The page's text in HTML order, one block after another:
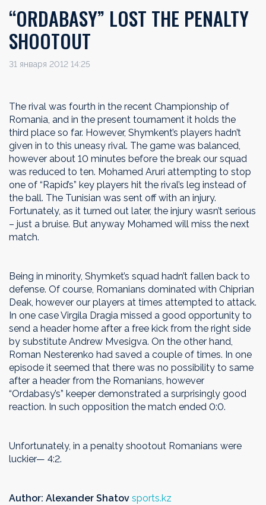
“ORDABASY” LOST THE PENALTY
SHOOTOUT
31 января 2012 14:25
The rival was fourth in the recent Championship of
Romania, and in the present tournament it holds the
third place so far. However, Shymkent’s players hadn’t
given in to this uneasy rival. The game was balanced,
however about 10 minutes before the break our squad
was reduced to ten. Mohamed Aruri attempting to stop
one of “Rapid’s” key players hit the rival’s leg instead of
the ball. The Tunisian was sent off with an injury.
Fortunately, as it turned out later, the injury wasn’t serious
– just a bruise. But anyway Mohamed will miss the next
match.
Being in minority, Shymket’s squad hadn’t fallen back to
defense. Of course, Romanians dominated with Chiprian
Deak, however our players at times attempted to attack.
In one case Virgila Dragia missed a good opportunity to
send a header home after a free kick from the right side
by substitute Andrew Mvesigva. On the other hand,
Roman Nesterenko had saved a couple of times. In one
episode it seemed that there was no possibility to same
after a header from the Romanians, however
“Ordabasy’s” keeper demonstrated a surprisingly good
reaction. In such opposition the match ended 0:0.
Unfortunately, in a penalty shootout Romanians were
luckier— 4:2.
Author: Alexander Shatov sports.kz